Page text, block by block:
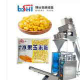
粉末包装機
縦のパッキング
顆粒包装機